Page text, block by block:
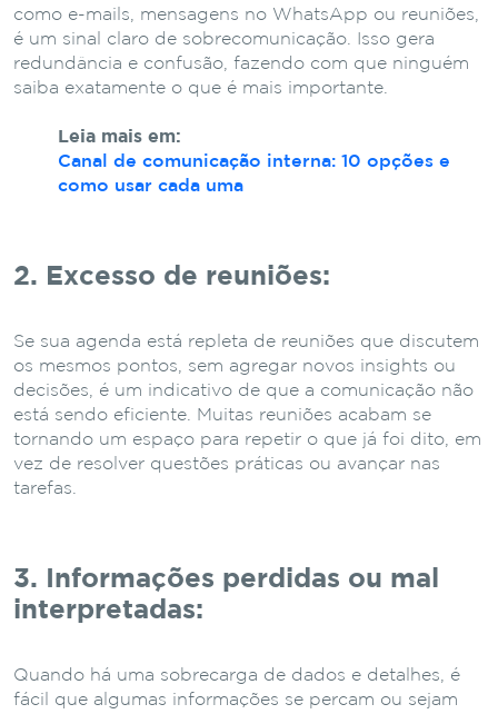
como e-mails, mensagens no WhatsApp ou reuniões,
é um sinal claro de sobrecomunicação. Isso gera
redundância e confusão, fazendo com que ninguém
saiba exatamente o que é mais importante.
Leia mais em:
Canal de comunicação interna: 10 opções e
como usar cada uma
2. Excesso de reuniões:
Se sua agenda está repleta de reuniões que discutem
os mesmos pontos, sem agregar novos insights ou
decisões, é um indicativo de que a comunicação não
está sendo eficiente. Muitas reuniões acabam se
tornando um espaço para repetir o que já foi dito, em
vez de resolver questões práticas ou avançar nas
tarefas.
3. Informações perdidas ou mal
interpretadas:
Quando há uma sobrecarga de dados e detalhes, é
fácil que algumas informações se percam ou sejam